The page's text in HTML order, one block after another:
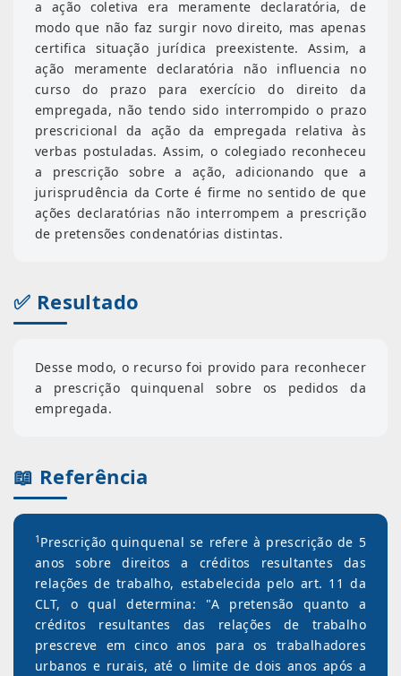
a ação coletiva era meramente declaratória, de
modo que não faz surgir novo direito, mas apenas
certifica situação jurídica preexistente. Assim, a
ação meramente declaratória não influencia no
curso do prazo para exercício do direito da
empregada, não tendo sido interrompido o prazo
prescricional da ação da empregada relativa às
verbas postuladas. Assim, o colegiado reconheceu
a prescrição sobre a ação, adicionando que a
jurisprudência da Corte é firme no sentido de que
ações declaratórias não interrompem a prescrição
de pretensões condenatórias distintas.
✅ Resultado
Desse modo, o recurso foi provido para reconhecer
a prescrição quinquenal sobre os pedidos da
empregada.
📖 Referência
1 Prescrição quinquenal se refere à prescrição de 5
anos sobre direitos a créditos resultantes das
relações de trabalho, estabelecida pelo art. 11 da
CLT, o qual determina: "A pretensão quanto a
créditos resultantes das relações de trabalho
prescreve em cinco anos para os trabalhadores
urbanos e rurais, até o limite de dois anos após a